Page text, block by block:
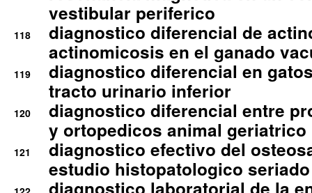
vestibular periferico
118
diagnostico diferencial de
actinomicosis en el ganado
119
diagnostico diferencial en
tracto urinario inferior
120
diagnostico diferencial entre
y ortopedicos animal geriatrico
121
diagnostico efectivo del
estudio histopatologico seriado